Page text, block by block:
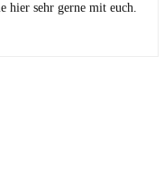
hier sehr gerne mit euch.